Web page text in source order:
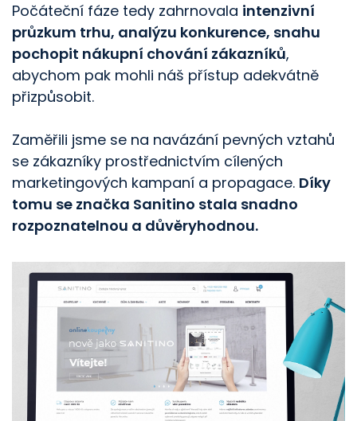
Počáteční fáze tedy zahrnovala intenzivní
průzkum trhu, analýzu konkurence, snahu
pochopit nákupní chování zákazníků,
abychom pak mohli náš přístup adekvátně
přizpůsobit.
Zaměřili jsme se na navázání pevných vztahů
se zákazníky prostřednictvím cílených
marketingových kampaní a propagace. Díky
tomu se značka Sanitino stala snadno
rozpoznatelnou a důvěryhodnou.